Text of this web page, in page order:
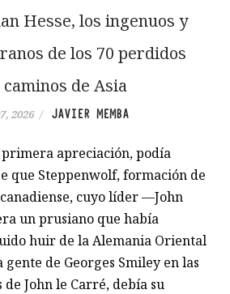
Hesse, los ingenuos y
de los 70 perdidos
caminos de Asia
2026 / JAVIER MEMBA
primera apreciación, podía
que Steppenwolf, formación de
cuyo líder —John
un prusiano que había
huir de la Alemania Oriental
gente de Georges Smiley en las
de John le Carré, debía su